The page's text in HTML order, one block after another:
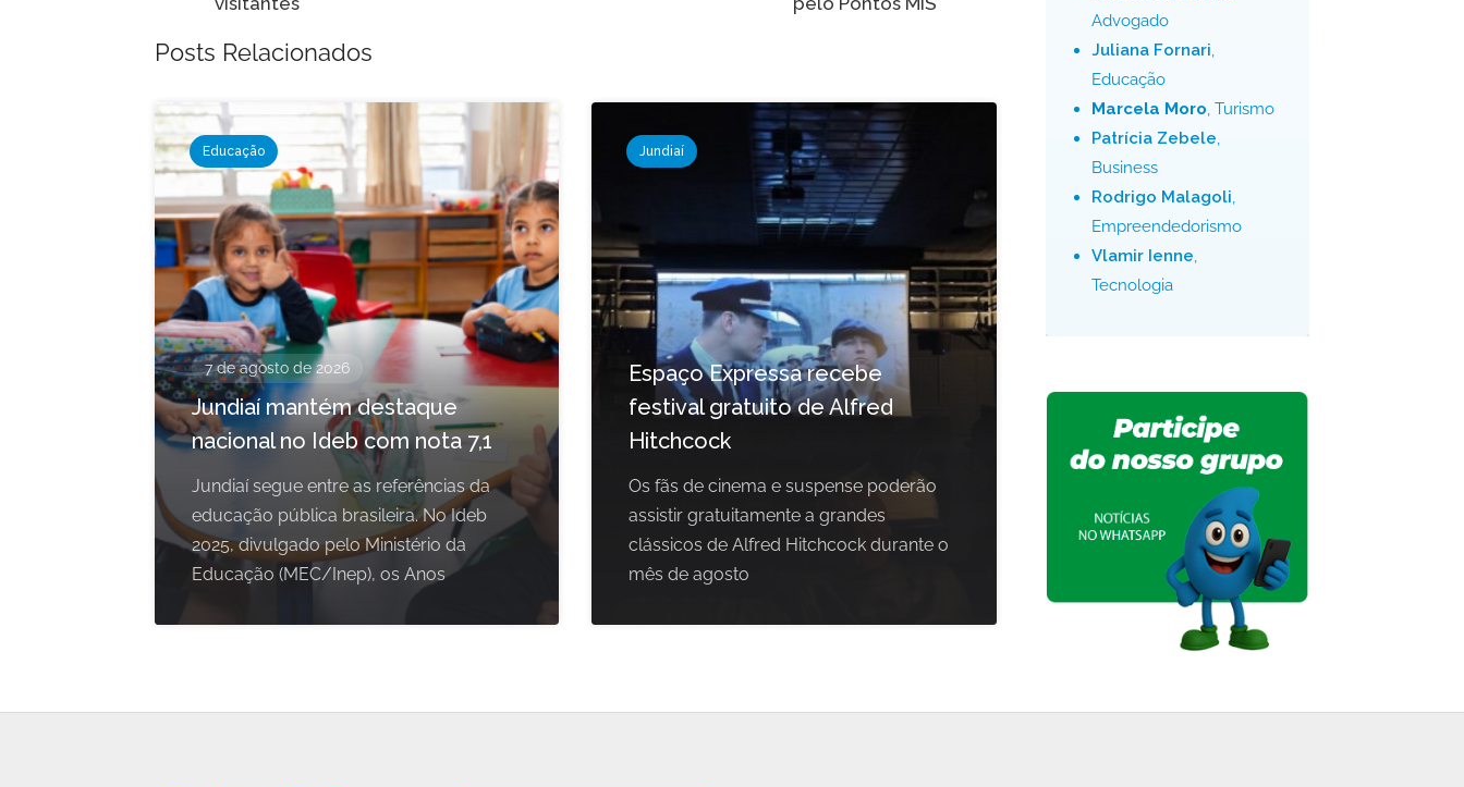
Posts Relacionados
Educação
7 de agosto de 2026
Jundiaí mantém destaque
nacional no Ideb com nota 7,1
Jundiaí segue entre as referências da
educação pública brasileira. No Ideb
2025, divulgado pelo Ministério da
Educação (MEC/Inep), os Anos
Jundiaí
Espaço Expressa recebe
festival gratuito de Alfred
Hitchcock
Os fãs de cinema e suspense poderão
assistir gratuitamente a grandes
clássicos de Alfred Hitchcock durante o
mês de agosto
Advogado
Juliana Fornari,
Educação
Marcela Moro, Turismo
Patrícia Zebele,
Business
Rodrigo Malagoli,
Empreendedorismo
Vlamir Ienne,
Tecnologia